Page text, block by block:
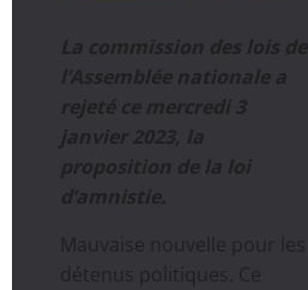
La commission des lois de
l’Assemblée nationale a
rejeté ce mercredi 3
janvier 2023, la
proposition de la loi
d’amnistie.
Mauvaise nouvelle pour les
détenus politiques. Ce